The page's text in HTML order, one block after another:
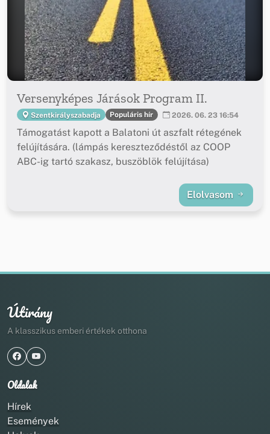
Versenyképes Járások Program II.
Szentkirályszabadja Populáris hír 2026. 06. 23 16:54
Támogatást kapott a Balatoni út aszfalt rétegének
felújítására. (lámpás kereszteződéstől az COOP
ABC-ig tartó szakasz, buszöblök felújítása)
Elolvasom
Útirány
A klasszikus emberi értékek otthona
Oldalak
Hírek
Események